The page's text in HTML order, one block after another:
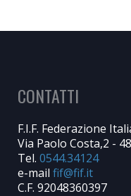
CONTATTI
F.I.F. Federazione
Via Paolo Costa,2 -
Tel. 0544.34124
e-mail
C.F. 92048360397